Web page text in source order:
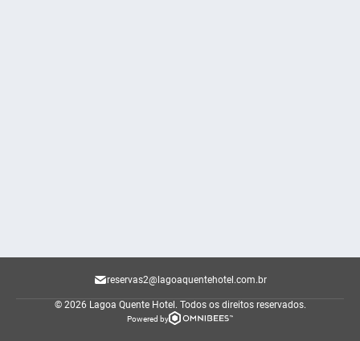
reservas2@lagoaquentehotel.com.br
© 2026 Lagoa Quente Hotel. Todos os direitos reservados.
Powered by